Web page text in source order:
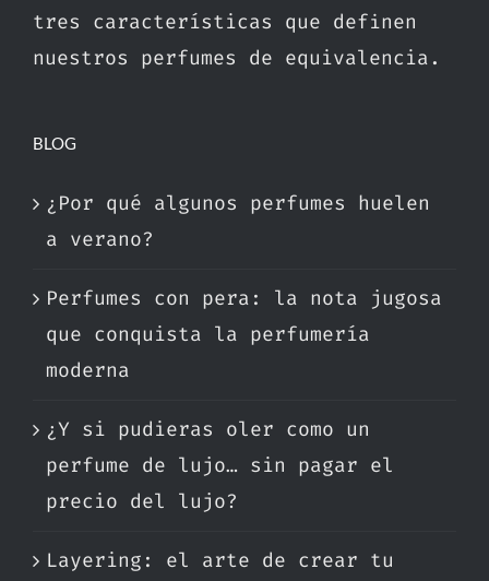
tres características que definen
nuestros perfumes de equivalencia.
BLOG
¿Por qué algunos perfumes huelen
a verano?
Perfumes con pera: la nota jugosa
que conquista la perfumería
moderna
¿Y si pudieras oler como un
perfume de lujo… sin pagar el
precio del lujo?
Layering: el arte de crear tu